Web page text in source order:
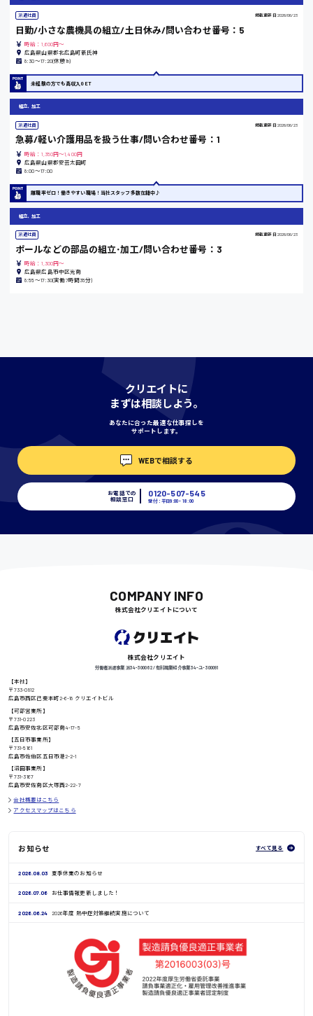
熊本県
東京都
島根県
香川県
愛知県
千葉県
高知県
鳥取県
時給1100円〜
日給8000円〜
派遣社員 掲載更新日 2026/06/23
日勤/小さな農機具の組立/土日休み/問い合わせ番号：5
時給：1,600円～
広島県山県郡北広島町新氏神
8:30〜17:20(休憩1h)
未経験の方でも高収入GET
組立、加工
派遣社員 掲載更新日 2026/06/23
急募/軽い介護用品を扱う仕事/問い合わせ番号：1
時給：1,350円～1,400円
広島県山県郡安芸太田町
8:00〜17:00
離職率ゼロ！働きやすい職場！当社スタッフ多数在籍中♪
組立、加工
派遣社員 掲載更新日 2026/06/23
ポールなどの部品の組立･加工/問い合わせ番号：3
時給：1,300円～
広島県広島市中区光南
8:55〜17:30(実働7時間35分)
クリエイトに
まずは相談しよう。
あなたに合った最適な仕事探しを
サポートします。
WEBで相談する
お電話での
相談窓口
0120-507-545
受付：平日9:00 - 18:00
COMPANY INFO
株式会社クリエイトについて
株式会社クリエイト
労働者派遣事業 派34-300062 / 有料職業紹介事業 34-ユ-300091
【本社】
〒733-0812
広島市西区己斐本町2-6-18 クリエイトビル
【可部営業所】
〒731-0223
広島市安佐北区可部南4-17-5
【五日市事業所】
〒731-5161
広島市佐伯区五日市港2-2-1
【沼田事業所】
〒731-3167
広島市安佐南区大塚西2-22-7
会社概要はこちら
アクセスマップはこちら
お知らせ すべて見る
2026.08.03 夏季休業のお知らせ
2026.07.06 お仕事情報更新しました！
2026.06.24 2026年度 熱中症対策継続実施について